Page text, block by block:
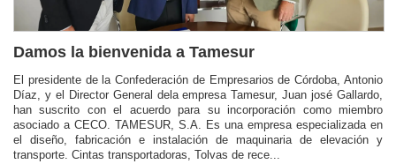
Damos la bienvenida a Tamesur
El presidente de la Confederación de Empresarios de Córdoba, Antonio
Díaz, y el Director General dela empresa Tamesur, Juan josé Gallardo,
han suscrito con el acuerdo para su incorporación como miembro
asociado a CECO. TAMESUR, S.A. Es una empresa especializada en
el diseño, fabricación e instalación de maquinaria de elevación y
transporte. Cintas transportadoras, Tolvas de rece...